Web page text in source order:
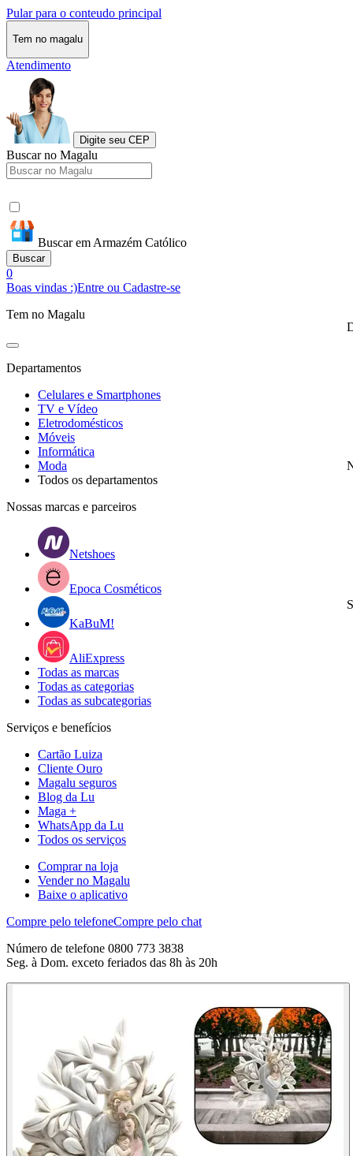
Pular para o conteudo principal
Tem no magalu
Atendimento
Digite seu CEP
Buscar no Magalu
Buscar em Armazém Católico
Buscar
0
Boas vindas :)Entre ou Cadastre-se
Tem no Magalu
Departamentos
Celulares e Smartphones
TV e Vídeo
Eletrodomésticos
Móveis
Informática
Moda
Todos os departamentos
Nossas marcas e parceiros
Netshoes
Epoca Cosméticos
KaBuM!
AliExpress
Todas as marcas
Todas as categorias
Todas as subcategorias
Serviços e benefícios
Cartão Luiza
Cliente Ouro
Magalu seguros
Blog da Lu
Maga +
WhatsApp da Lu
Todos os serviços
Comprar na loja
Vender no Magalu
Baixe o aplicativo
Compre pelo telefoneCompre pelo chat
Número de telefone 0800 773 3838
Seg. à Dom. exceto feriados das 8h às 20h